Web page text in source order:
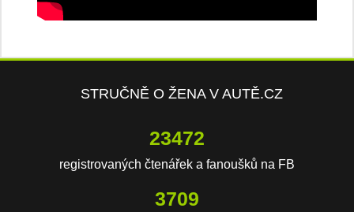
STRUČNĚ O ŽENA V AUTĚ.CZ
23472
registrovaných čtenářek a fanoušků na FB
3709